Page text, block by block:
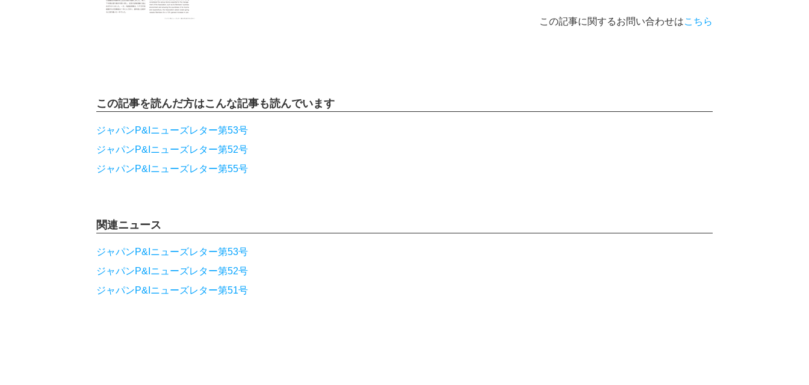
この記事に関するお問い合わせはこちら
この記事を読んだ方はこんな記事も読んでいます
ジャパンP&Iニューズレター第53号
ジャパンP&Iニューズレター第52号
ジャパンP&Iニューズレター第55号
関連ニュース
ジャパンP&Iニューズレター第53号
ジャパンP&Iニューズレター第52号
ジャパンP&Iニューズレター第51号